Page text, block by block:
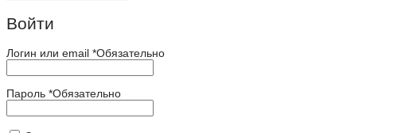
Войти
Логин или email *Обязательно
Пароль *Обязательно